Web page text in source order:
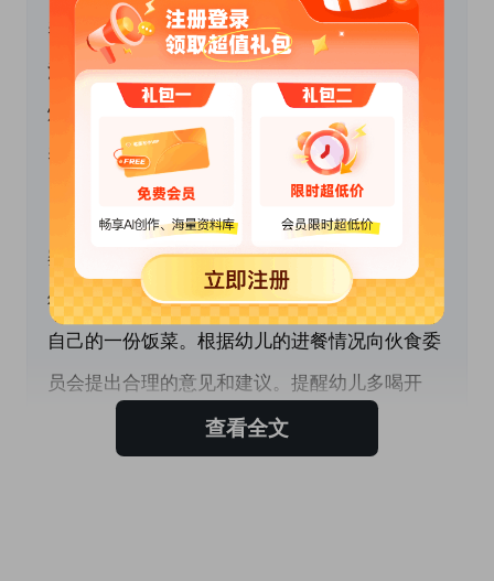
养幼儿行为规范、自理生活能力、自我保护、生
活卫生及养成良好的学习习惯。让幼儿在晨间锻
炼、进餐、教学、睡眠、离园等一日各项活动中
养成良好的行为习惯。
1、幼儿进餐时，教师要精力集中，注意观
察，精心照顾幼儿，轻声地、和蔼地指导和帮助
幼儿掌握进餐的技能，培养文明行为习惯和吃完
自己的一份饭菜。根据幼儿的进餐情况向伙食委
员会提出合理的意见和建议。提醒幼儿多喝开
水，学会节约用水，让幼儿学会使用、收放自己
查看全文